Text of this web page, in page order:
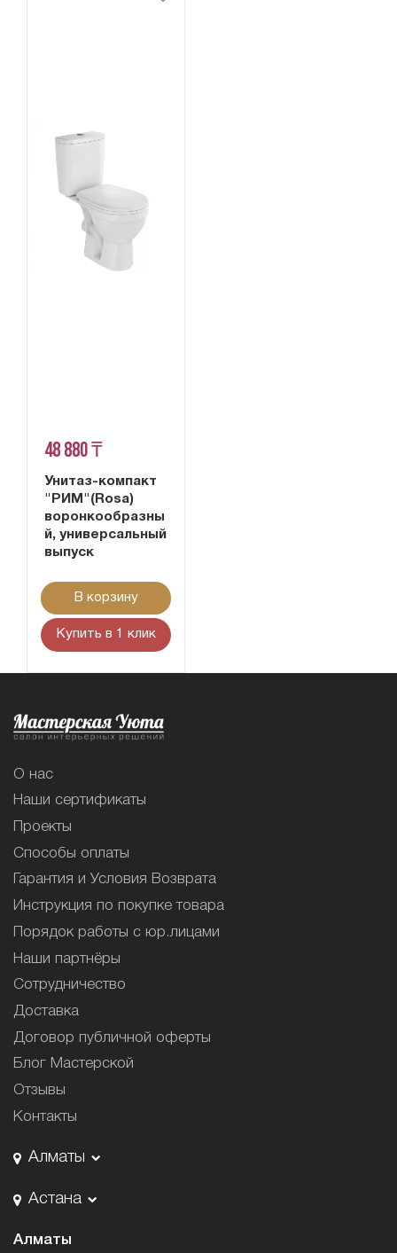
48 880 ₸
Унитаз-компакт
"РИМ"(Rosa)
воронкообразны
й, универсальный
выпуск
В корзину
Купить в 1 клик
О нас
Наши сертификаты
Проекты
Способы оплаты
Гарантия и Условия Возврата
Инструкция по покупке товара
Порядок работы с юр.лицами
Наши партнёры
Сотрудничество
Доставка
Договор публичной оферты
Блог Мастерской
Отзывы
Контакты
Алматы
Астана
Алматы